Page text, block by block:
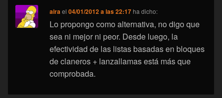
airael04/01/2012 a las 22:17 ha dicho:
Lo propongo como alternativa, no digo que
sea ni mejor ni peor. Desde luego, la
efectividad de las listas basadas en bloques
de claneros + lanzallamas está más que
comprobada.